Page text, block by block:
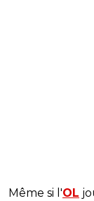
Même si l'OL